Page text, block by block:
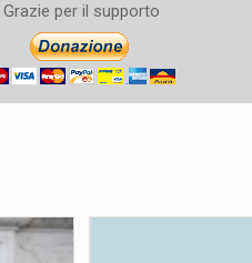
Grazie per il supporto